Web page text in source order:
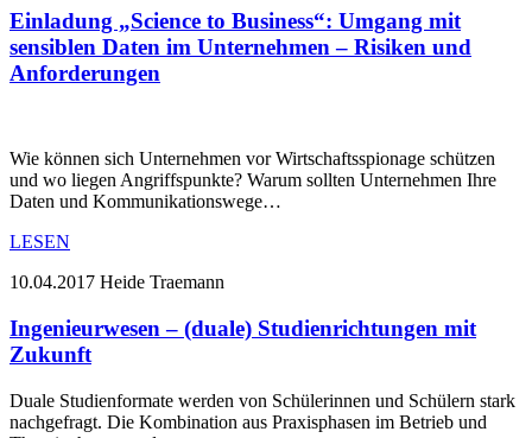
Einladung „Science to Business“: Umgang mit
sensiblen Daten im Unternehmen – Risiken und
Anforderungen
Wie können sich Unternehmen vor Wirtschaftsspionage schützen
und wo liegen Angriffspunkte? Warum sollten Unternehmen Ihre
Daten und Kommunikationswege…
LESEN
10.04.2017 Heide Traemann
Ingenieurwesen – (duale) Studienrichtungen mit
Zukunft
Duale Studienformate werden von Schülerinnen und Schülern stark
nachgefragt. Die Kombination aus Praxisphasen im Betrieb und